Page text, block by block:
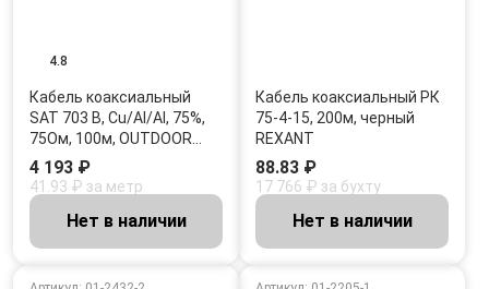
4.8
Кабель коаксиальный
SAT 703 B, Cu/Al/Al, 75%,
75Ом, 100м, OUTDOOR…
4 193 ₽
41.93 ₽ за метр
Нет в наличии
Кабель коаксиальный РК
75-4-15, 200м, черный
REXANT
88.83 ₽
17 766 ₽ за бухту
Нет в наличии